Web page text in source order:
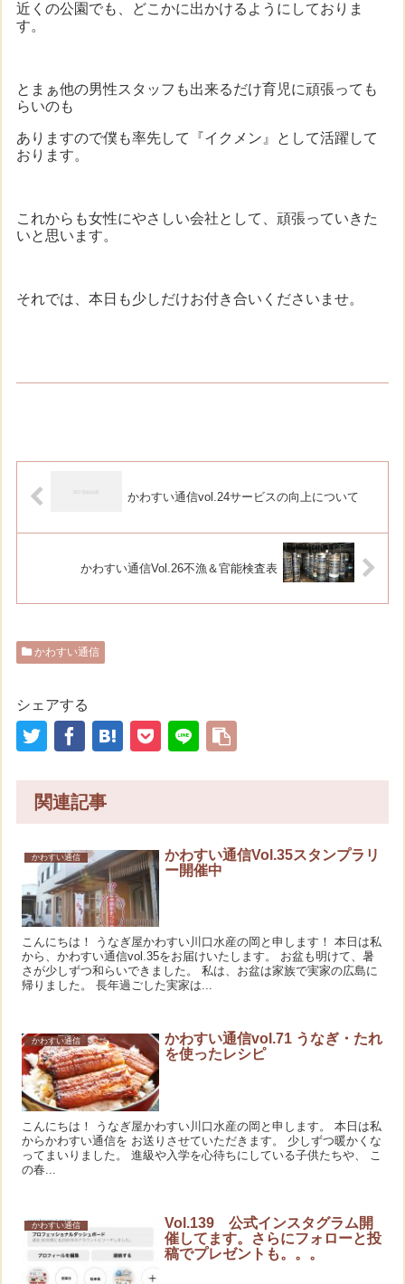
近くの公園でも、どこかに出かけるようにしておりま
す。
とまぁ他の男性スタッフも出来るだけ育児に頑張っても
らいのも
ありますので僕も率先して『イクメン』として活躍して
おります。
これからも女性にやさしい会社として、頑張っていきた
いと思います。
それでは、本日も少しだけお付き合いくださいませ。
かわすい通信vol.24サービスの向上について
かわすい通信Vol.26不漁＆官能検査表
かわすい通信
シェアする
関連記事
かわすい通信
かわすい通信Vol.35スタンプラリ
ー開催中
こんにちは！ うなぎ屋かわすい川口水産の岡と申します！ 本日は私
から、かわすい通信vol.35をお届けいたします。 お盆も明けて、暑
さが少しずつ和らいできました。 私は、お盆は家族で実家の広島に
帰りました。 長年過ごした実家は...
かわすい通信
かわすい通信vol.71 うなぎ・たれ
を使ったレシピ
こんにちは！ うなぎ屋かわすい川口水産の岡と申します。 本日は私
からかわすい通信を お送りさせていただきます。 少しずつ暖かくな
ってまいりました。 進級や入学を心待ちにしている子供たちや、 こ
の春...
かわすい通信
Vol.139 公式インスタグラム開
催してます。さらにフォローと投
稿でプレゼントも。。。